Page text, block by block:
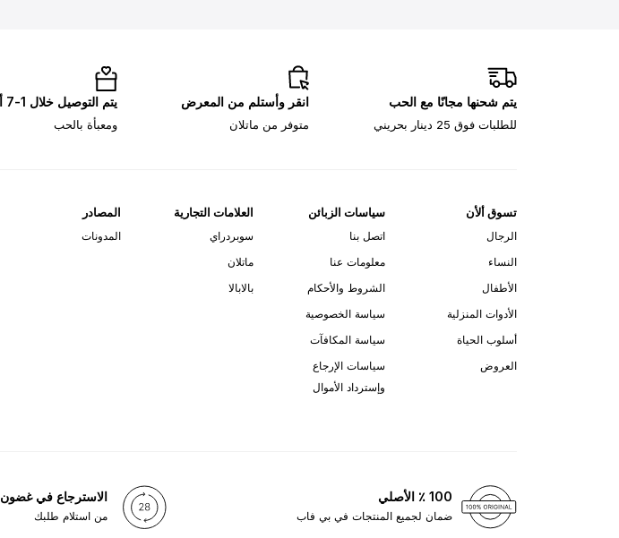
يتم شحنها مجانًا مع الحب
للطلبات فوق 25 دينار بحريني
انقر وأستلم من المعرض
متوفر من ماتلان
يتم التوصيل خلال 1-7 أيام
ومعبأة بالحب
تسوق ألأن
الرجال
النساء
الأطفال
الأدوات المنزلية
أسلوب الحياة
العروض
سياسات الزبائن
اتصل بنا
معلومات عنا
الشروط والأحكام
سياسة الخصوصية
سياسة المكافآت
سياسات الإرجاع
وإسترداد الأموال
العلامات التجارية
سوبردراي
ماتلان
بالابالا
المصادر
المدونات
100 ٪ الأصلي
ضمان لجميع المنتجات في بي فاب
الاسترجاع في غضون 28 يومًا
من استلام طلبك